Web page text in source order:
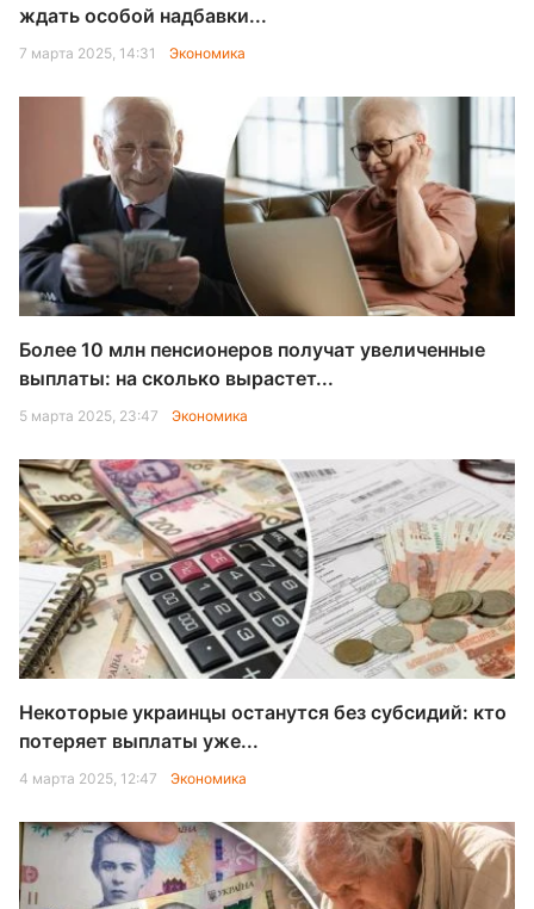
ждать особой надбавки...
7 марта 2025, 14:31 Экономика
Более 10 млн пенсионеров получат увеличенные
выплаты: на сколько вырастет...
5 марта 2025, 23:47 Экономика
Некоторые украинцы останутся без субсидий: кто
потеряет выплаты уже...
4 марта 2025, 12:47 Экономика